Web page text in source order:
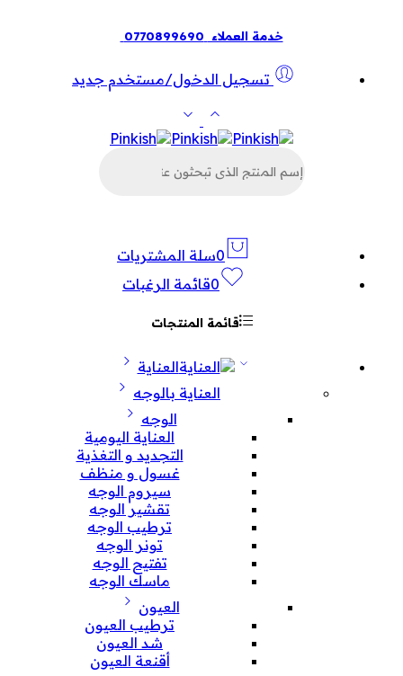
خدمة العملاء 0770899690
تسجيل الدخول/مستخدم جديد
عن
0سلة المشتريات
0قائمة الرغبات
قائمة المنتجات
العناية
العناية بالوجه
الوجه
العناية اليومية
التجديد و التغذية
غسول و منظف
سيروم الوجه
تقشير الوجه
ترطيب الوجه
تونر الوجه
تفتيح الوجه
ماسك الوجه
العيون
ترطيب العيون
شد العيون
أقنعة العيون